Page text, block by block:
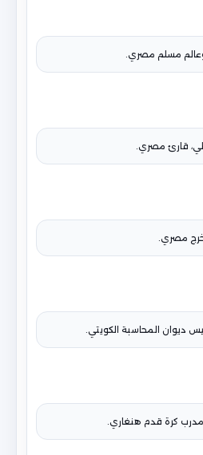
مسلم مصري.
مصري.
كرة قدم هنغاري.